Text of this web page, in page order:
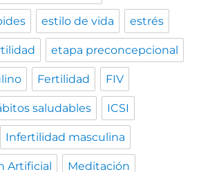
estilo de vida estrés
etapa preconcepcional
Fertilidad FIV
saludables ICSI
Infertilidad masculina
Artificial Meditación